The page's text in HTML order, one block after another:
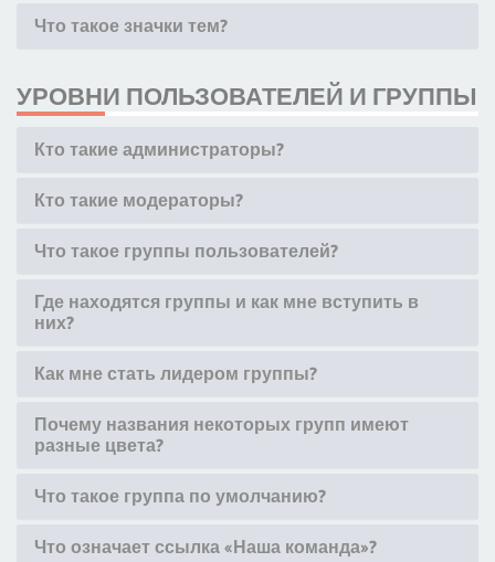
Что такое значки тем?
УРОВНИ ПОЛЬЗОВАТЕЛЕЙ И ГРУППЫ
Кто такие администраторы?
Кто такие модераторы?
Что такое группы пользователей?
Где находятся группы и как мне вступить в
них?
Как мне стать лидером группы?
Почему названия некоторых групп имеют
разные цвета?
Что такое группа по умолчанию?
Что означает ссылка «Наша команда»?